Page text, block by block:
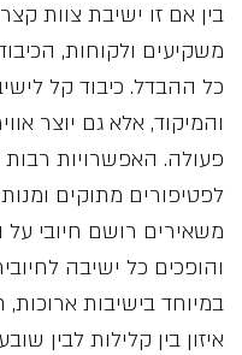
בין אם זו ישיבת צוות
משקיעים ולקוחות,
כל ההבדל. כיבוד קל
והמיקוד, אלא גם יוצר
פעולה. האפשרויות רבות
לפטיפורים מתוקים
משאירים רושם חיובי
והופכים כל ישיבה
במיוחד בישיבות
איזון בין קלילות לבין